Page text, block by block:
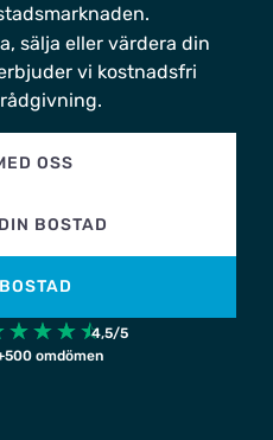
sälja eller värdera din
vi kostnadsfri
OSS
BOSTAD
☆☆☆☆4,5/5
omdömen